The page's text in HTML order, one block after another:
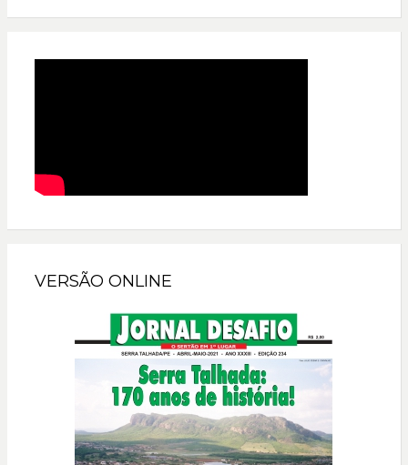
VERSÃO ONLINE